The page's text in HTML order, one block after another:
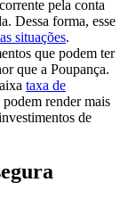
pela conta
Dessa forma, esse
situações.
que podem ter
que a Poupança.
taxa de
render mais
de